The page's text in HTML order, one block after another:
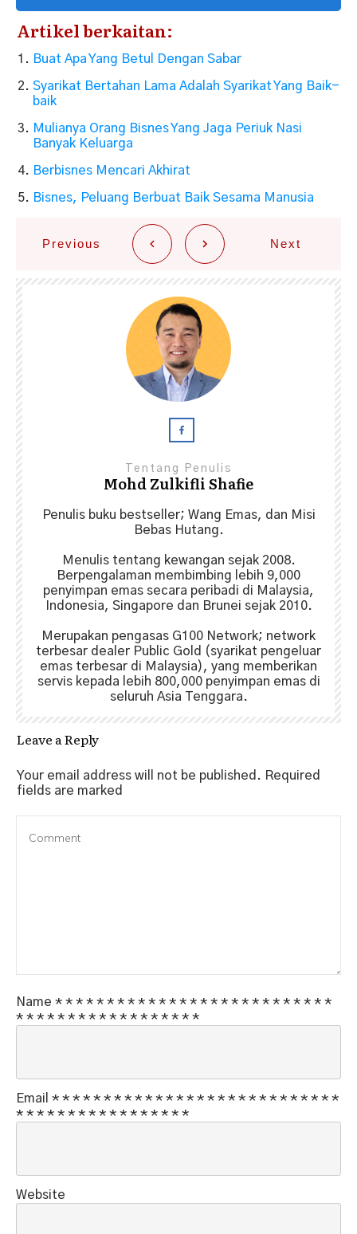
Artikel berkaitan:
Buat Apa Yang Betul Dengan Sabar
Syarikat Bertahan Lama Adalah Syarikat Yang Baik-
baik
Mulianya Orang Bisnes Yang Jaga Periuk Nasi
Banyak Keluarga
Berbisnes Mencari Akhirat
Bisnes, Peluang Berbuat Baik Sesama Manusia
Previous Next
Tentang Penulis
Mohd Zulkifli Shafie
Penulis buku bestseller; Wang Emas, dan Misi
Bebas Hutang.
Menulis tentang kewangan sejak 2008.
Berpengalaman membimbing lebih 9,000
penyimpan emas secara peribadi di Malaysia,
Indonesia, Singapore dan Brunei sejak 2010.
Merupakan pengasas G100 Network; network
terbesar dealer Public Gold (syarikat pengeluar
emas terbesar di Malaysia), yang memberikan
servis kepada lebih 800,000 penyimpan emas di
seluruh Asia Tenggara.
Leave a Reply
Your email address will not be published. Required
fields are marked
Name * * * * * * * * * * * * * * * * * * * * * * * * * * *
* * * * * * * * * * * * * * * * * *
Email * * * * * * * * * * * * * * * * * * * * * * * * * * * *
* * * * * * * * * * * * * * * * *
Website